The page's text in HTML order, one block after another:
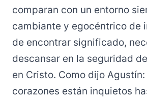
comparan con un entorno
cambiante y egocéntrico de
de encontrar significado,
descansar en la seguridad
en Cristo. Como dijo
corazones están inquietos